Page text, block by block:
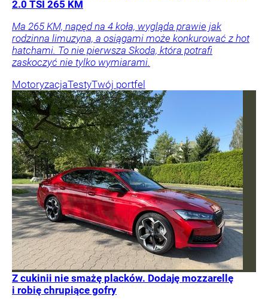
2.0 TSI 265 KM
Ma 265 KM, napęd na 4 koła, wygląda prawie jak
rodzinna limuzyna, a osiągami może konkurować z hot
hatchami. To nie pierwsza Skoda, która potrafi
zaskoczyć nie tylko wymiarami.
MotoryzacjaTestyTwój portfel
Z cukinii nie smażę placków. Dodaję mozzarellę
i robię chrupiące gofry